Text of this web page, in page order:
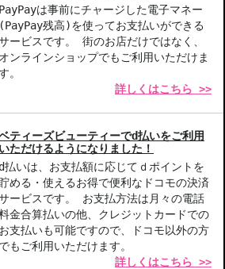
たい方
方
PayPayは事前にチャージした電子マネー
(PayPay残高)を使ってお支払いができる
ービスです。 街のお店だけではなく、
オンラインショップでもご利用いただけま
。
詳しくはこちら >>
ティーズビューティーでd払いをご利用
いただけるようになりました！
d払いは、お支払額に応じてｄポイントを
貯める・使えるお得で便利なドコモの決済
ービスです。 お支払方法は月々の電話
金合算払いの他、クレジットカードでの
お支払いも可能ですので、ドコモ以外の方
でもご利用いただけます。
詳しくはこちら >>